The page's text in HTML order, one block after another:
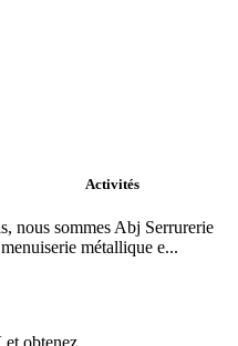
Activités
nous sommes Abj Serrurerie
métallique e...